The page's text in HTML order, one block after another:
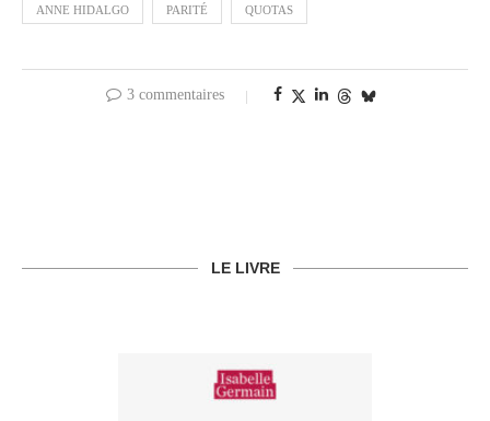
ANNE HIDALGO PARITÉ QUOTAS
3 commentaires
LE LIVRE